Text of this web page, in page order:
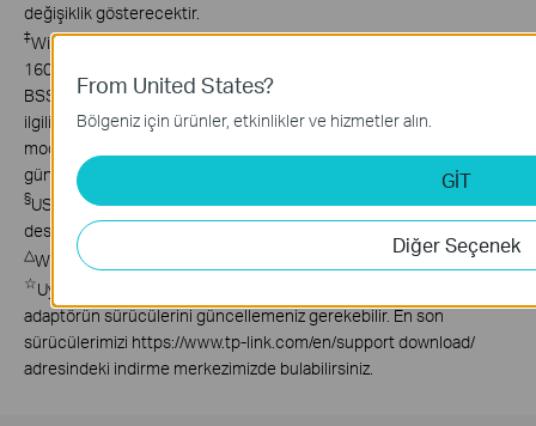
değişiklik gösterecektir.
‡Wi-Fi 7 (802.11be), Wi-Fi 6E (802.11ax), Wi-Fi 6 (802.11ax) ve MLO,
160 MHz Bandwidth, 4K-QAM, Multi-RUs, OFDMA, MU-MIMO ve
BSS Color gibi diğer özelliklerin kullanımı, AP'nin ve PC OS'un da
ilgili özellikleri desteklemesini gerektirir. MLO, bazı Wi-Fi 7
modellerinde hala geliştirilmekte olup sonraki sürücü
güncellemelerinde desteklenecektir.
§USB-IF tarafından test edilmiştir ve bilgisayarlarınızın da USB 3.0'ı
desteklemesi gerekmektedir.
△WPA3 kullanımı, AP'lerin de ilgili özelliği desteklemesini gerektirir.
☆Uyumluluğu sağlamak için, bir OS güncellemesinden sonra
adaptörün sürücülerini güncellemeniz gerekebilir. En son
sürücülerimizi https://www.tp-link.com/en/support download/
adresindeki indirme merkezimizde bulabilirsiniz.
From United States?
Bölgeniz için ürünler, etkinlikler ve hizmetler alın.
GİT
Diğer Seçenek